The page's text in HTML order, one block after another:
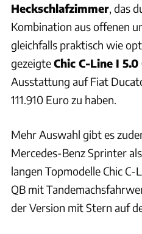
Heckschlafzimmer, das
Kombination aus offenen
gleichfalls praktisch wie
gezeigteChic C-Line I 5.0
Ausstattung auf Fiat
111.910 Euro zu haben.
Mehr Auswahl gibt es
Mercedes-Benz Sprinter
langen Topmodelle Chic C-
QB mit
der Version mit Stern auf